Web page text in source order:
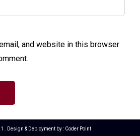
and website in this browser
. Design & Deployment by : Coder Point